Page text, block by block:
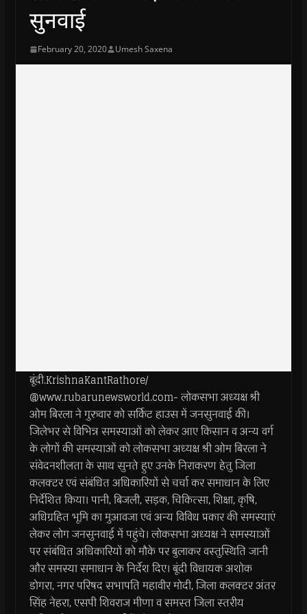
सुनवाई
February 20, 2020 Umesh Saxena
बूंदी.KrishnaKantRathore/
@www.rubarunewsworld.com- लोकसभा अध्यक्ष श्री
ओम बिरला ने गुरुवार को सर्किट हाउस में जनसुनवाई की।
जिलेभर से विभिन्न समस्याओं को लेकर आए किसान व अन्य वर्ग
के लोगों की समस्याओं को लोकसभा अध्यक्ष श्री ओम बिरला ने
संवेदनशीलता के साथ सुनते हुए उनके निराकरण हेतु जिला
कलक्टर एवं संबंधित अधिकारियों से चर्चा कर समाधान के लिए
निर्देशित किया। पानी, बिजली, सड़क, चिकित्सा, शिक्षा, कृषि,
अधिग्रहित भूमि का मुआवजा एवं अन्य विविध प्रकार की समस्याएं
लेकर लोग जनसुनवाई में पहुंचे। लोकसभा अध्यक्ष ने समस्याओं
पर संबंधित अधिकारियों को मौके पर बुलाकर वस्तुस्थिति जानी
और समस्या समाधान के निर्देश दिए। बूंदी विधायक अशोक
डोगरा, नगर परिषद सभापति महावीर मोदी, जिला कलक्टर अंतर
सिंह नेहरा, एसपी शिवराज मीणा व समस्त जिला स्तरीय